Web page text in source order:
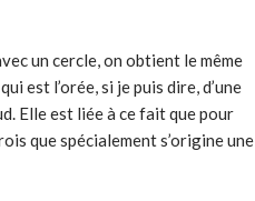
un cercle, on obtient le même
est l’orée, si je puis dire, d’une
Elle est liée à ce fait que pour
que spécialement s’origine une